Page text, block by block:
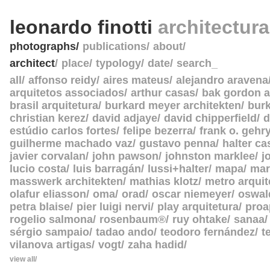
leonardo finotti
photographs publications about
architect place typology date search_
all
affonso reidy aires mateus alejandro aravena
arquitetos associados arthur casas bak gordon
brasil arquitetura
burkard meyer architekten
christian kerez david adjaye david chipperfield
estúdio carlos fortes felipe bezerra frank o.
guilherme machado vaz gustavo penna halter
javier corvalan
john pawson johnston marklee
lucio costa
luis barragán lussi+halter mapa
masswerk architekten
mathias klotz metro
olafur eliasson oma orad oscar niemeyer
petra blaise pier luigi nervi play arquitetura
rogelio salmona rosenbaum® ruy ohtake sanaa
sérgio sampaio tadao ando teodoro fernández
vilanova artigas vogt zaha hadid
view all